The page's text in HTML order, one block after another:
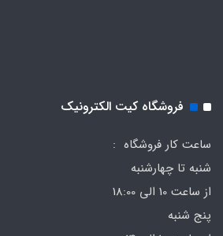
فروشگاه کیت الکترونیک
ساعت کار فروشگاه :
شنبه تا چهارشنبه
از ساعت 10 الی 18:00
پنج شنبه